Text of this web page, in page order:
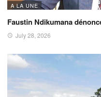
A LA UNE
Faustin Ndikumana
July 28, 2026